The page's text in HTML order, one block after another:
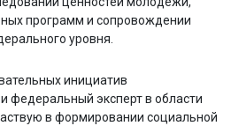
программ и сопровождении
уровня.
инициатив
федеральный эксперт в области
в формировании социальной